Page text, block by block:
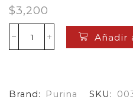
$3,200
Felix
Sobre
cantidad
Añadir
Brand: Purina SKU: